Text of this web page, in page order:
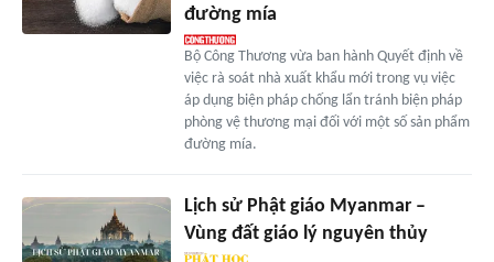
đường mía
Bộ Công Thương vừa ban hành Quyết định về
việc rà soát nhà xuất khẩu mới trong vụ việc
áp dụng biện pháp chống lẩn tránh biện pháp
phòng vệ thương mại đối với một số sản phẩm
đường mía.
Lịch sử Phật giáo Myanmar –
Vùng đất giáo lý nguyên thủy